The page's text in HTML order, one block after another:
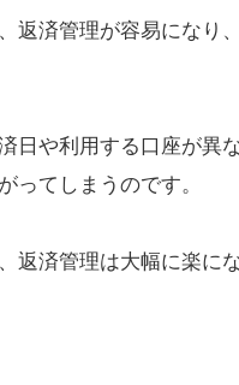
返済管理が容易になり
日や利用する口座が異
ってしまうのです。
返済管理は大幅に楽に